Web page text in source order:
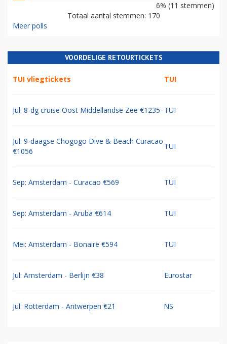
6% (11 stemmen)
Totaal aantal stemmen: 170
Meer polls
VOORDELIGE RETOURTICKETS
TUI vliegtickets TUI
Jul: 8-dg cruise Oost Middellandse Zee €1235 TUI
Jul: 9-daagse Chogogo Dive & Beach Curacao
€1056
TUI
Sep: Amsterdam - Curacao €569 TUI
Sep: Amsterdam - Aruba €614 TUI
Mei: Amsterdam - Bonaire €594 TUI
Jul: Amsterdam - Berlijn €38 Eurostar
Jul: Rotterdam - Antwerpen €21 NS